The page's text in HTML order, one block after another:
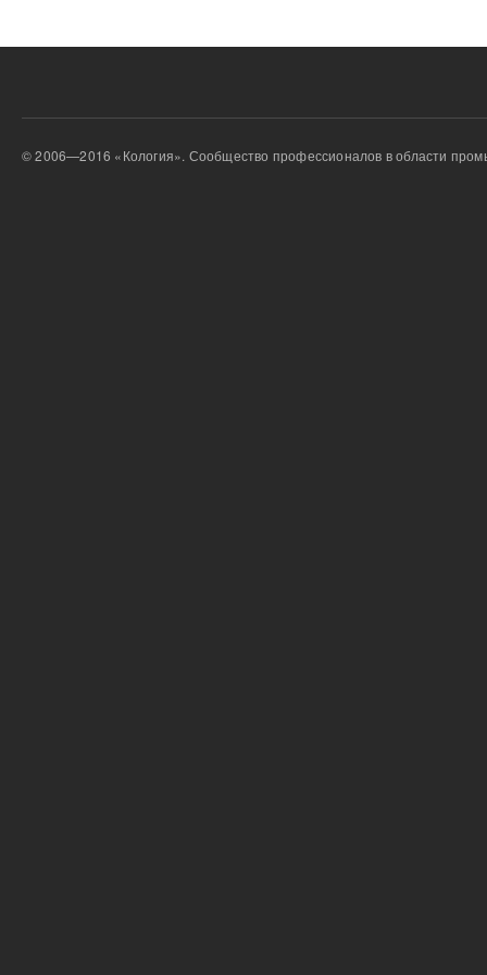
© 2006—2016 «Кология». Сообщество профессионалов в области